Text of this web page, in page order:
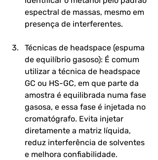
espectral de massas, mesmo em
presença de interferentes.
Técnicas de headspace (espuma
de equilíbrio gasoso): É comum
utilizar a técnica de headspace
GC ou HS-GC, em que parte da
amostra é equilibrada numa fase
gasosa, e essa fase é injetada no
cromatógrafo. Evita injetar
diretamente a matriz líquida,
reduz interferência de solventes
e melhora confiabilidade.